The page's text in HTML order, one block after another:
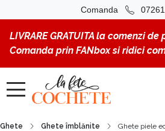
Comanda
LIVRARE GRATUITA la comenzi
Comanda prin FANbox si ridici
Ghete Ghete îmblănite Ghete piele